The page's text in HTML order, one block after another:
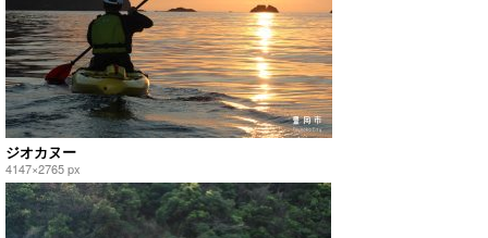
ジオカヌー
4147×2765 px